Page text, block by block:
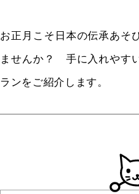
お正月こそ日本の伝承あそ
ませんか？ 手に入れやす
ランをご紹介します。